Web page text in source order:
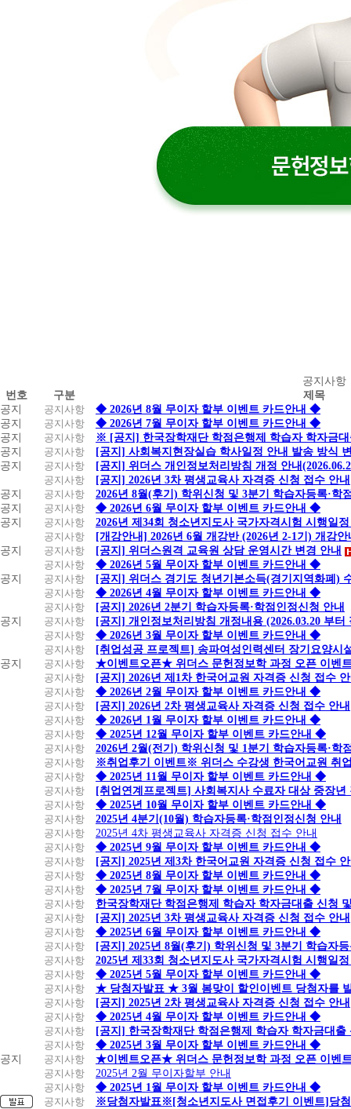
지
사
항
공지사항
번호
구분
제목
공지
공지사항
◆ 2026년 8월 무이자 할부 이벤트 카드안내 ◆
공지
공지사항
◆ 2026년 7월 무이자 할부 이벤트 카드안내 ◆
공지
공지사항
※ [공지] 한국장학재단 학점은행제 학습자 학자금
공지
공지사항
[공지] 사회복지현장실습 학사일정 안내 발송 방식
공지
공지사항
[공지] 위더스 개인정보처리방침 개정 안내
공지사항
[공지] 2026년 3차 평생교육사 자격증 신청 접수 안내
공지
공지사항
2026년 8월(후기) 학위신청 및 3분기 학습자등록·학
공지
공지사항
◆ 2026년 6월 무이자 할부 이벤트 카드안내 ◆
공지
공지사항
2026년 제34회 청소년지도사 국가자격시험 시행일
공지사항
[개강안내] 2026년 6월 개강반 (2026년 2-1기) 개강안
공지
공지사항
[공지] 위더스원격 교육원 상담 운영시간 변경 안내
공지사항
◆ 2026년 5월 무이자 할부 이벤트 카드안내 ◆
공지
공지사항
[공지] 위더스 경기도 청년기본소득(경기지역화폐)
공지사항
◆ 2026년 4월 무이자 할부 이벤트 카드안내 ◆
공지사항
[공지] 2026년 2분기 학습자등록·학점인정신청 안내
공지
공지사항
[공지] 개인정보처리방침 개정내용 (2026.03.20 부터
공지사항
◆ 2026년 3월 무이자 할부 이벤트 카드안내 ◆
공지사항
[취업성공 프로젝트] 송파여성인력센터 장기요양시
공지
공지사항
★이벤트오픈★ 위더스 문헌정보학 과정 오픈 이벤
공지사항
[공지] 2026년 제1차 한국어교원 자격증 신청 접수
공지사항
◆ 2026년 2월 무이자 할부 이벤트 카드안내 ◆
공지사항
[공지] 2026년 2차 평생교육사 자격증 신청 접수 안내
공지사항
◆ 2026년 1월 무이자 할부 이벤트 카드안내 ◆
공지사항
◆ 2025년 12월 무이자 할부 이벤트 카드안내 ◆
공지사항
2026년 2월(전기) 학위신청 및 1분기 학습자등록·학
공지사항
※취업후기 이벤트※ 위더스 수강생 한국어교원 취
공지사항
◆ 2025년 11월 무이자 할부 이벤트 카드안내 ◆
공지사항
[취업연계프로젝트] 사회복지사 수료자 대상 중장
공지사항
◆ 2025년 10월 무이자 할부 이벤트 카드안내 ◆
공지사항
2025년 4분기(10월) 학습자등록·학점인정신청 안내
공지사항
2025년 4차 평생교육사 자격증 신청 접수 안내
공지사항
◆ 2025년 9월 무이자 할부 이벤트 카드안내 ◆
공지사항
[공지] 2025년 제3차 한국어교원 자격증 신청 접수
공지사항
◆ 2025년 8월 무이자 할부 이벤트 카드안내 ◆
공지사항
◆ 2025년 7월 무이자 할부 이벤트 카드안내 ◆
공지사항
한국장학재단 학점은행제 학습자 학자금대출 신청
공지사항
[공지] 2025년 3차 평생교육사 자격증 신청 접수 안내
공지사항
◆ 2025년 6월 무이자 할부 이벤트 카드안내 ◆
공지사항
[공지] 2025년 8월(후기) 학위신청 및 3분기 학습자
공지사항
2025년 제33회 청소년지도사 국가자격시험 시행일
공지사항
◆ 2025년 5월 무이자 할부 이벤트 카드안내 ◆
공지사항
★ 당첨자발표 ★ 3월 봄맞이 할인이벤트 당첨자를
공지사항
[공지] 2025년 2차 평생교육사 자격증 신청 접수 안내
공지사항
◆ 2025년 4월 무이자 할부 이벤트 카드안내 ◆
공지사항
[공지] 한국장학재단 학점은행제 학습자 학자금대출
공지사항
◆ 2025년 3월 무이자 할부 이벤트 카드안내 ◆
공지
공지사항
★이벤트오픈★ 위더스 문헌정보학 과정 오픈 이벤
공지사항
2025년 2월 무이자할부 안내
공지사항
◆ 2025년 1월 무이자 할부 이벤트 카드안내 ◆
공지사항
※당첨자발표※[청소년지도사 면접후기 이벤트]당